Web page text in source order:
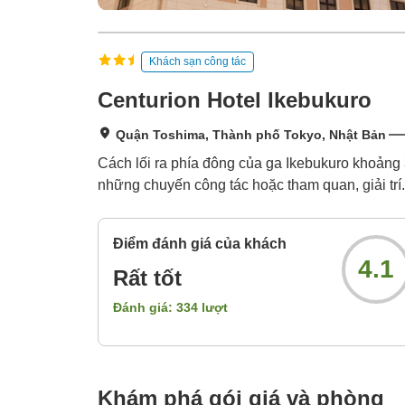
Khách sạn công tác
Centurion Hotel Ikebukuro
Quận Toshima, Thành phố Tokyo, Nhật Bản
Cách lối ra phía đông của ga Ikebukuro
những chuyến công tác hoặc tham quan, giải trí.
Điểm đánh giá của khách
Rất tốt
Đánh giá: 334 lượt
4.1
Khám phá gói giá và phòng